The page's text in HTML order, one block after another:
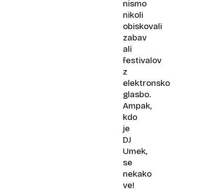
nismo
nikoli
obiskovali
zabav
ali
festivalov
z
elektronsko
glasbo.
Ampak,
kdo
je
DJ
Umek,
se
nekako
ve!